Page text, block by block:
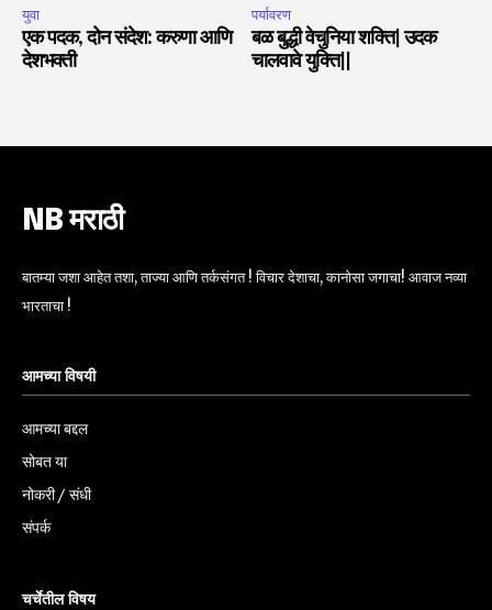
युवा
एक पदक, दोन संदेश: करुणा आणि
देशभक्ती
पर्यावरण
बळ बुद्धी वेचुनिया शक्ति| उदक
चालवावे युक्ति||
NB मराठी
बातम्या जशा आहेत तशा, ताज्या आणि तर्कसंगत ! विचार देशाचा, कानोसा जगाचा! आवाज नव्या
भारताचा !
आमच्या विषयी
आमच्या बद्दल
सोबत या
नोकरी / संधी
संपर्क
चर्चेतील विषय